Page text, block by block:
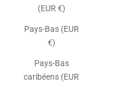
(EUR €)
Pays-Bas (EUR
€)
Pays-Bas
caribéens (EUR